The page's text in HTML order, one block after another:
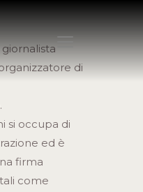
di
si occupa di
ed è
firma
come